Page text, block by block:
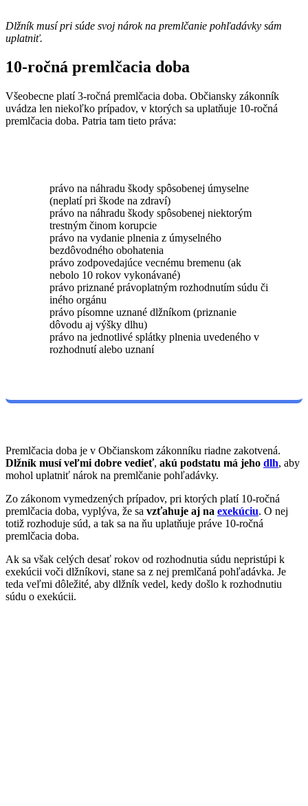
Dlžník musí pri súde svoj nárok na premlčanie pohľadávky sám
uplatniť.
10-ročná premlčacia doba
Všeobecne platí 3-ročná premlčacia doba. Občiansky zákonník
uvádza len niekoľko prípadov, v ktorých sa uplatňuje 10-ročná
premlčacia doba. Patria tam tieto práva:
právo na náhradu škody spôsobenej úmyselne
(neplatí pri škode na zdraví)
právo na náhradu škody spôsobenej niektorým
trestným činom korupcie
právo na vydanie plnenia z úmyselného
bezdôvodného obohatenia
právo zodpovedajúce vecnému bremenu (ak
nebolo 10 rokov vykonávané)
právo priznané právoplatným rozhodnutím súdu či
iného orgánu
právo písomne uznané dlžníkom (priznanie
dôvodu aj výšky dlhu)
právo na jednotlivé splátky plnenia uvedeného v
rozhodnutí alebo uznaní
Premlčacia doba je v Občianskom zákonníku riadne zakotvená.
Dlžník musí veľmi dobre vedieť, akú podstatu má jeho dlh, aby
mohol uplatniť nárok na premlčanie pohľadávky.
Zo zákonom vymedzených prípadov, pri ktorých platí 10-ročná
premlčacia doba, vyplýva, že sa vzťahuje aj na exekúciu. O nej
totiž rozhoduje súd, a tak sa na ňu uplatňuje práve 10-ročná
premlčacia doba.
Ak sa však celých desať rokov od rozhodnutia súdu nepristúpi k
exekúcii voči dlžníkovi, stane sa z nej premlčaná pohľadávka. Je
teda veľmi dôležité, aby dlžník vedel, kedy došlo k rozhodnutiu
súdu o exekúcii.